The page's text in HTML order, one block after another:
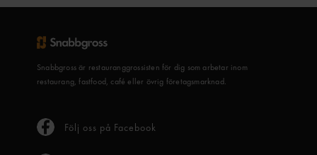
Snabbgross är restauranggrossisten för dig som arbetar inom
restaurang, fastfood, café eller övrig företagsmarknad.
Följ oss på Facebook